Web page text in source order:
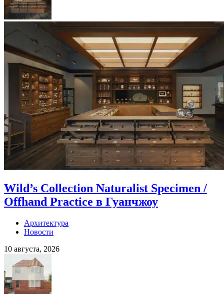
Wild’s Collection Naturalist Specimen /
Offhand Practice в Гуанчжоу
Архитектура
Новости
10 августа, 2026